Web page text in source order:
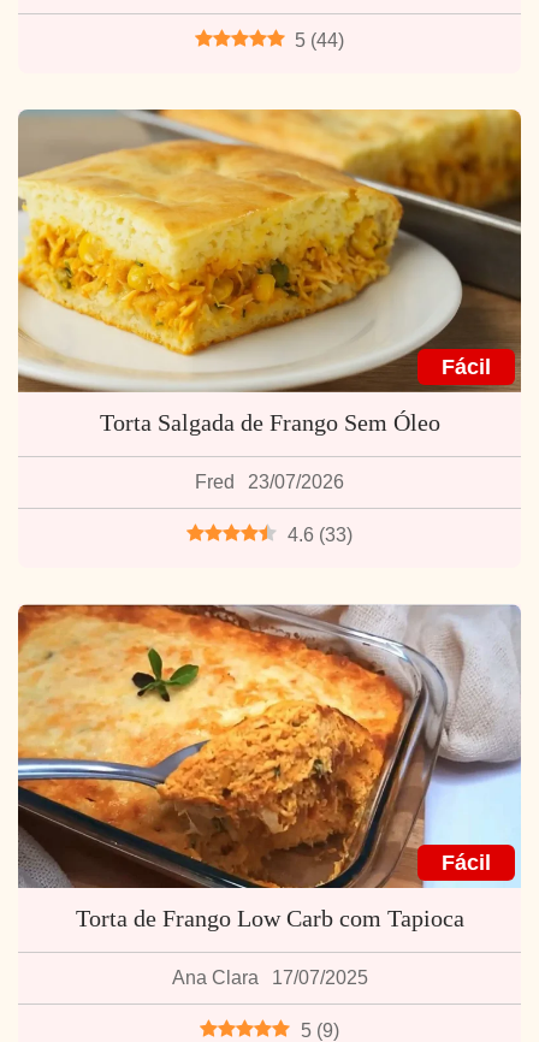
5 (44)
Fácil
Torta Salgada de Frango Sem Óleo
Fred 23/07/2026
4.6 (33)
Fácil
Torta de Frango Low Carb com Tapioca
Ana Clara 17/07/2025
5 (9)